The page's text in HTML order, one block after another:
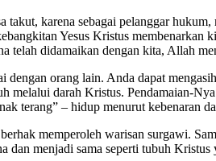
takut, karena sebagai pelanggar
Yesus Kristus
telah didamaikan dengan kita, Allah
orang lain. Anda dapat
melalui darah Kristus. Pendamaian-
terang” – hidup menurut kebenaran
memperoleh warisan surgawi.
menjadi sama seperti tubuh